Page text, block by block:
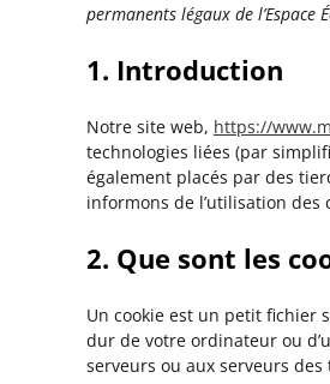
permanents légaux de l’Espace
1. Introduction
Notre site web, https://
technologies liées (par
également placés par des
informons de l’utilisation des
2. Que sont les
Un cookie est un petit fichier
dur de votre ordinateur ou
serveurs ou aux serveurs